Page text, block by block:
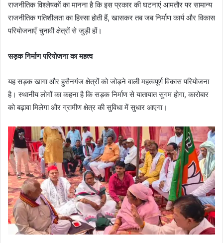
राजनीतिक विश्लेषकों का मानना है कि इस प्रकार की घटनाएं आमतौर पर सामान्य
राजनीतिक गतिशीलता का हिस्सा होती हैं, खासकर तब जब निर्माण कार्य और विकास
परियोजनाएँ चुनावी क्षेत्रों से जुड़ी हों।
सड़क निर्माण परियोजना का महत्व
यह सड़क खागा और हुसैनगंज क्षेत्रों को जोड़ने वाली महत्वपूर्ण विकास परियोजना
है। स्थानीय लोगों का कहना है कि सड़क निर्माण से यातायात सुगम होगा, कारोबार
को बढ़ावा मिलेगा और ग्रामीण क्षेत्र की सुविधा में सुधार आएगा।